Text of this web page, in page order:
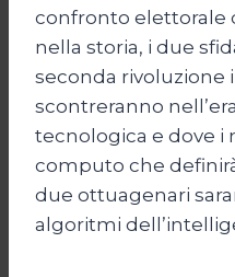
confronto elettorale
nella storia, i due
seconda rivoluzione
scontreranno
tecnologica e dove i
computo che
due ottuagenari
algoritmi